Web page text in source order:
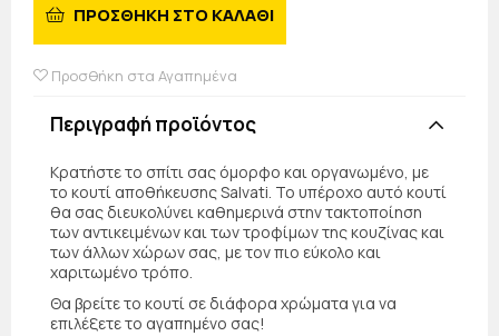
ΠΡΟΣΘΗΚΗ ΣΤΟ ΚΑΛΑΘΙ
Προσθήκη στα Αγαπημένα
Περιγραφή προϊόντος
Κρατήστε το σπίτι σας όμορφο και οργανωμένο, με
το κουτί αποθήκευσης Salvati. Το υπέροχο αυτό κουτί
θα σας διευκολύνει καθημερινά στην τακτοποίηση
των αντικειμένων και των τροφίμων της κουζίνας και
των άλλων χώρων σας, με τον πιο εύκολο και
χαριτωμένο τρόπο.
Θα βρείτε το κουτί σε διάφορα χρώματα για να
επιλέξετε το αγαπημένο σας!